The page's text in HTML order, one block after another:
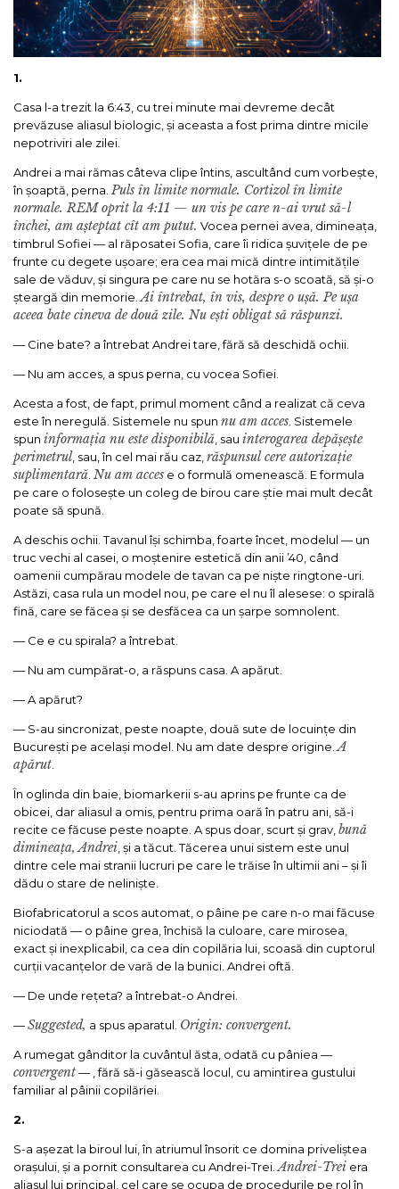
1.
Casa l-a trezit la 6:43, cu trei minute mai devreme decât
prevăzuse aliasul biologic, și aceasta a fost prima dintre micile
nepotriviri ale zilei.
Andrei a mai rămas câteva clipe întins, ascultând cum vorbește,
în șoaptă, perna. Puls în limite normale. Cortizol în limite
normale. REM oprit la 4:11 — un vis pe care n-ai vrut să-l
închei, am așteptat cît am putut. Vocea pernei avea, dimineața,
timbrul Sofiei — al răposatei Sofia, care îi ridica șuvițele de pe
frunte cu degete ușoare; era cea mai mică dintre intimitățile
sale de văduv, și singura pe care nu se hotăra s-o scoată, să și-o
șteargă din memorie. Ai întrebat, în vis, despre o ușă. Pe ușa
aceea bate cineva de două zile. Nu ești obligat să răspunzi.
— Cine bate? a întrebat Andrei tare, fără să deschidă ochii.
— Nu am acces, a spus perna, cu vocea Sofiei.
Acesta a fost, de fapt, primul moment când a realizat că ceva
este în neregulă. Sistemele nu spun nu am acces . Sistemele
spun informația nu este disponibilă , sau interogarea depășește
perimetrul , sau, în cel mai rău caz, răspunsul cere autorizație
suplimentară Nu am acces e o formulă omenească. E formula
pe care o folosește un coleg de birou care știe mai mult decât
poate să spună.
A deschis ochii. Tavanul își schimba, foarte încet, modelul — un
truc vechi al casei, o moștenire estetică din anii ’40, când
oamenii cumpărau modele de tavan ca pe niște ringtone-uri.
Astăzi, casa rula un model nou, pe care el nu îl alesese: o spirală
fină, care se făcea și se desfăcea ca un șarpe somnolent.
— Ce e cu spirala? a întrebat.
— Nu am cumpărat-o, a răspuns casa. A apărut.
— A apărut?
— S-au sincronizat, peste noapte, două sute de locuințe din
București pe același model. Nu am date despre origine. A
apărut
În oglinda din baie, biomarkerii s-au aprins pe frunte ca de
obicei, dar aliasul a omis, pentru prima oară în patru ani, să-i
recite ce făcuse peste noapte. A spus doar, scurt și grav, bună
dimineața, Andrei , și a tăcut. Tăcerea unui sistem este unul
dintre cele mai stranii lucruri pe care le trăise în ultimii ani – și îi
dădu o stare de neliniște.
Biofabricatorul a scos automat, o pâine pe care n-o mai făcuse
niciodată — o pâine grea, închisă la culoare, care mirosea,
exact și inexplicabil, ca cea din copilăria lui, scoasă din cuptorul
curții vacanțelor de vară de la bunici. Andrei oftă.
— De unde rețeta? a întrebat-o Andrei.
—Suggested, a spus aparatul. Origin: convergent.
A rumegat gânditor la cuvântul ăsta, odată cu pâniea —
convergent— , fără să-i găsească locul, cu amintirea gustului
familiar al pâinii copilăriei.
2.
S-a așezat la biroul lui, în atriumul însorit ce domina priveliștea
orașului, și a pornit consultarea cu Andrei-Trei. Andrei-Trei era
aliasul lui principal, cel care se ocupa de procedurile pe rol în